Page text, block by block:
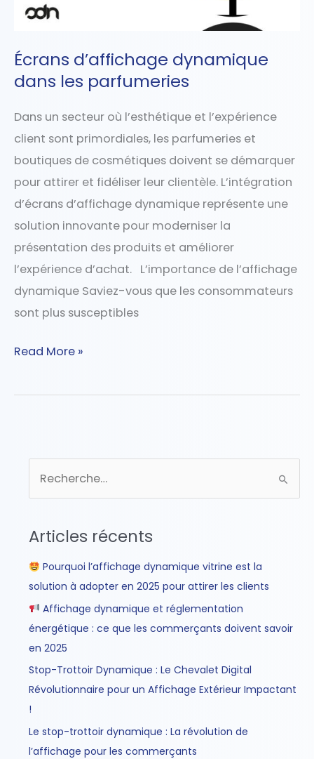
Écrans d’affichage dynamique
dans les parfumeries
Dans un secteur où l’esthétique et l’expérience
client sont primordiales, les parfumeries et
boutiques de cosmétiques doivent se démarquer
pour attirer et fidéliser leur clientèle. L’intégration
d’écrans d’affichage dynamique représente une
solution innovante pour moderniser la
présentation des produits et améliorer
l’expérience d’achat. L’importance de l’affichage
dynamique Saviez-vous que les consommateurs
sont plus susceptibles
Read More »
e
h
e
:
Articles récents
Pourquoi l’affichage dynamique vitrine est la
solution à adopter en 2025 pour attirer les clients
Affichage dynamique et réglementation
énergétique : ce que les commerçants doivent savoir
en 2025
Stop-Trottoir Dynamique : Le Chevalet Digital
Révolutionnaire pour un Affichage Extérieur Impactant
!
Le stop-trottoir dynamique : La révolution de
l’affichage pour les commerçants